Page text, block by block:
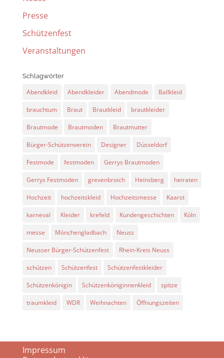
Presse
Schützenfest
Veranstaltungen
Schlagwörter
Abendkleid Abendkleider Abendmode Ballkleid
brauchtum Braut Brautkleid brautkleider
Brautmode Brautmoden Brautmutter
Bürger-Schützenverein Designer Düsseldorf
Festmode festmoden Gerrys Brautmoden
Gerrys Festmoden grevenbroich Heinsberg heiraten
Hochzeit hochzeitskleid Hochzeitsmesse Kaarst
karneval Kleider krefeld Kundengeschichten Köln
messe Mönchengladbach Neuss
Neusser Bürger-Schützenfest Rhein-Kreis Neuss
schützen Schützenfest Schützenfestkleider
Schützenkönigin Schützenköniginnenkleid spitze
traumkleid WDR Weihnachten Öffnungszeiten
Impressum